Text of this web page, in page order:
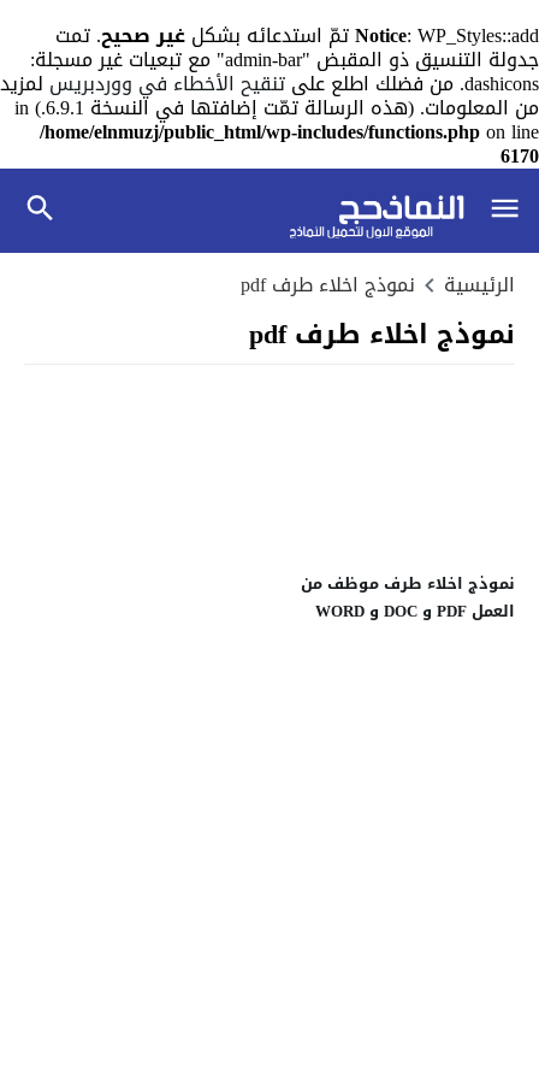
Notice: WP_Styles::add تمّ استدعائه بشكل غير صحيح. تمت
جدولة التنسيق ذو المقبض "admin-bar" مع تبعيات غير مسجلة:
dashicons. من فضلك اطلع على تنقيح الأخطاء في ووردبريس لمزيد
من المعلومات. (هذه الرسالة تمّت إضافتها في النسخة 6.9.1.) in
/home/elnmuzj/public_html/wp-includes/functions.phpon line
6170
الرئيسية نموذج اخلاء طرف pdf
نموذج اخلاء طرف pdf
نموذج اخلاء طرف موظف من
العمل PDF و DOC و WORD